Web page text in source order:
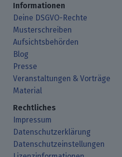
Informationen
Deine DSGVO-Rechte
Musterschreiben
Aufsichtsbehörden
Blog
Presse
Veranstaltungen & Vorträge
Material
Rechtliches
Impressum
Datenschutzerklärung
Datenschutzeinstellungen